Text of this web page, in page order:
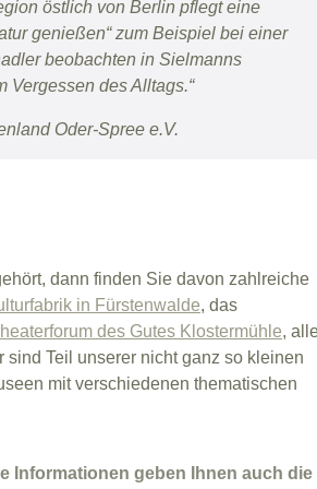
östlich von Berlin pflegt eine
genießen“ zum Beispiel bei einer
beobachten in Sielmanns
Vergessen des Alltags.“
Oder-Spree e.V.
dann finden Sie davon zahlreiche
in Fürstenwalde, das
des Gutes Klostermühle,
Teil unserer nicht ganz so kleinen
mit verschiedenen thematischen
Informationen geben Ihnen auch die